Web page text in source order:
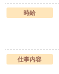
時給
仕事内容